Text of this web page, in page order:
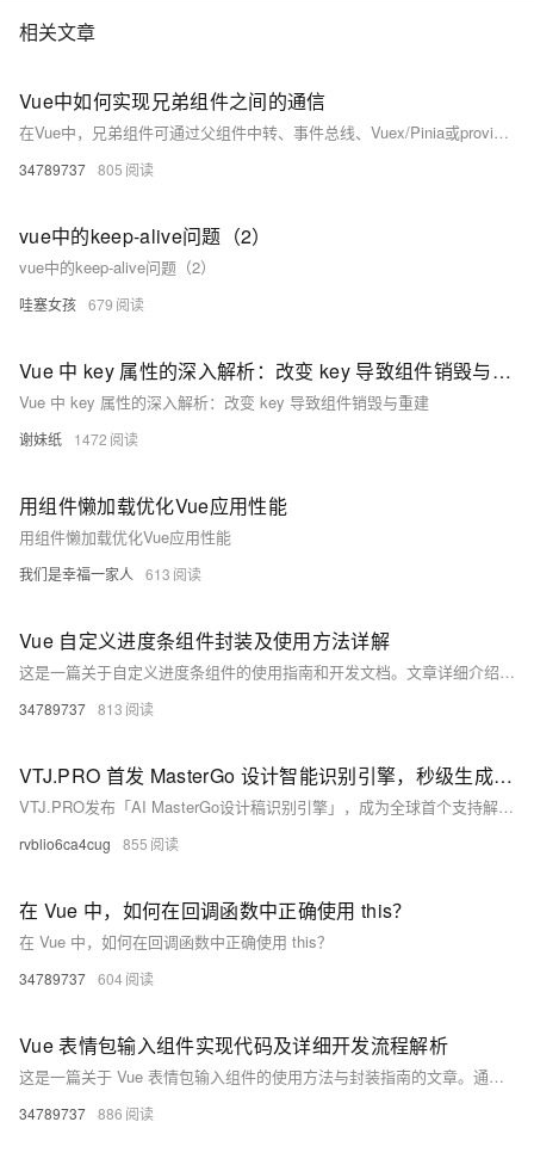
相关文章
Vue中如何实现兄弟组件之间的通信
在Vue中，兄弟组件可通过父组件中转、事件总线、Vuex/Pinia或provide/inject实现通信。小型项目推荐父组件中转或事件总线，大型项目建议使用Pinia等状态管理工具，确保数据流清晰可控，避免内存泄漏。
34789737 805
vue中的keep-alive问题（2）
vue中的keep-alive问题（2）
哇塞女孩 679
Vue 中 key 属性的深入解析：改变 key 导致组件销毁与重建
Vue 中 key 属性的深入解析：改变 key 导致组件销毁与重建
谢妹纸 1472
用组件懒加载优化Vue应用性能
用组件懒加载优化Vue应用性能
我们是幸福一家人 613
Vue 自定义进度条组件封装及使用方法详解
这是一篇关于自定义进度条组件的使用指南和开发文档。文章详细介绍了如何在Vue项目中引入、注册并使用该组件，包括基础与高级示例。组件支持分段配置（如颜色、文本）、动画效果及超出进度提示等功能。同时提供了完整的代码实现，支持全局注册，并提出了优化建议，如主题支持、响应式设计等，帮助开发者更灵活地集成和定制进度条组件。资源链接已提供，适合前端开发者参考学习。
34789737 813
VTJ.PRO 首发 MasterGo 设计智能识别引擎，秒级生成 Vue 代码
VTJ.PRO发布「AI MasterGo设计稿识别引擎」，成为全球首个支持解析MasterGo原生JSON文件并自动生成Vue组件的AI工具。通过双引擎架构，实现设计到代码全流程自动化，效率提升300%，助力企业降本增效，引领“设计即生产”新时代。
rvblio6ca4cug 855
在 Vue 中，如何在回调函数中正确使用 this？
在 Vue 中，如何在回调函数中正确使用 this？
34789737 604
Vue 表情包输入组件实现代码及详细开发流程解析
这是一篇关于 Vue 表情包输入组件的使用方法与封装指南的文章。通过安装依赖、全局注册和局部使用，可以快速集成表情包功能到 Vue 项目中。文章还详细介绍了组件的封装实现、高级配置（如自定义表情列表、主题定制、动画效果和懒加载）以及完整集成示例。开发者可根据需求扩展功能，例如 GIF 搜索或自定义表情上传，提升用户体验。资源链接提供进一步学习材料。
34789737 886